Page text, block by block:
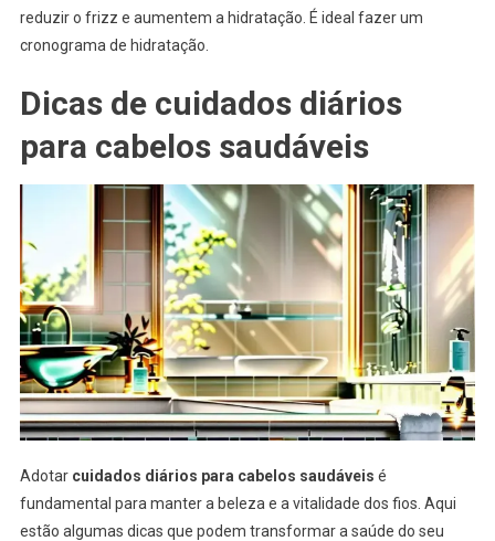
reduzir o frizz e aumentem a hidratação. É ideal fazer um
cronograma de hidratação.
Dicas de cuidados diários
para cabelos saudáveis
Adotar cuidados diários para cabelos saudáveis é
fundamental para manter a beleza e a vitalidade dos fios. Aqui
estão algumas dicas que podem transformar a saúde do seu